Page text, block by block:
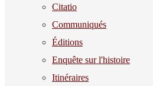
Citatio
Communiqués
Éditions
Enquête sur l'histoire
Itinéraires